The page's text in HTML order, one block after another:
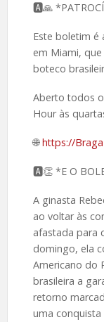
🅰️🙏
Este boletim é
em Miami,
boteco
Aberto todos
Hour às
🌐https://
🅰️👏 *E O
A ginasta
ao voltar às
afastada para
domingo, ela
Americano do
brasileira a
retorno
uma